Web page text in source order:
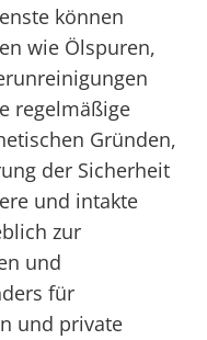
können
wie Ölspuren,
regelmäßige
Gründen,
der Sicherheit
und intakte
zur
und
für
und private